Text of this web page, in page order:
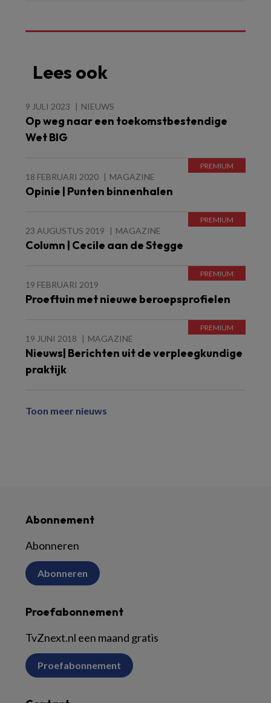
Lees ook
9 JULI 2023 NIEUWS
Op weg naar een toekomstbestendige
Wet BIG
18 FEBRUARI 2020 MAGAZINE
Opinie | Punten binnenhalen
23 AUGUSTUS 2019 MAGAZINE
Column | Cecile aan de Stegge
19 FEBRUARI 2019
Proeftuin met nieuwe beroepsprofielen
19 JUNI 2018 MAGAZINE
Nieuws| Berichten uit de verpleegkundige
praktijk
Toon meer nieuws
Abonnement
Abonneren
Abonneren
Proefabonnement
TvZnext.nl een maand gratis
Proefabonnement